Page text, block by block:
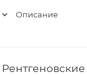
Описание